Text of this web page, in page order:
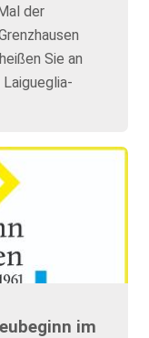
der
Sie an
im